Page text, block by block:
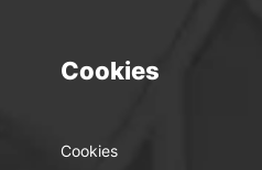
Cookies
Cookies